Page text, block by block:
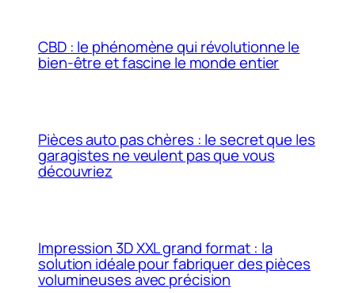
CBD : le phénomène qui révolutionne le
bien-être et fascine le monde entier
Pièces auto pas chères : le secret que les
garagistes ne veulent pas que vous
découvriez
Impression 3D XXL grand format : la
solution idéale pour fabriquer des pièces
volumineuses avec précision